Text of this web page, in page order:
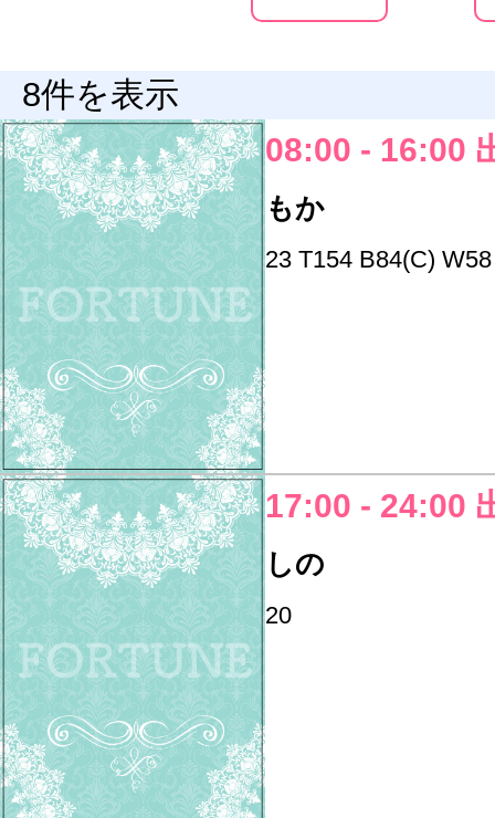
8件を表示
08:00 - 16:00
もか
23 T154 B84(C)
17:00 - 24:00
しの
20